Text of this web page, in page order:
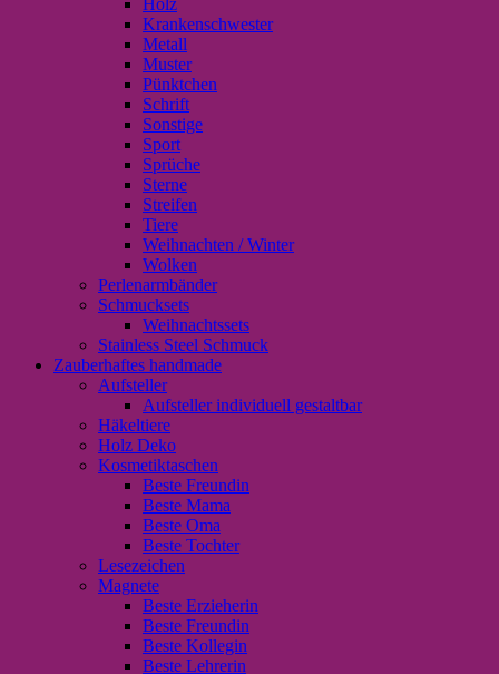
Krankenschwester
Metall
Muster
Pünktchen
Schrift
Sonstige
Sport
Sprüche
Sterne
Streifen
Tiere
Weihnachten / Winter
Wolken
Perlenarmbänder
Schmucksets
Weihnachtssets
Stainless Steel Schmuck
Zauberhaftes handmade
Aufsteller
Aufsteller individuell gestaltbar
Häkeltiere
Holz Deko
Kosmetiktaschen
Beste Freundin
Beste Mama
Beste Oma
Beste Tochter
Lesezeichen
Magnete
Beste Erzieherin
Beste Freundin
Beste Kollegin
Beste Lehrerin